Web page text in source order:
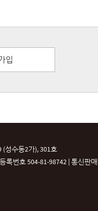
입
(성수동2가), 301호
록번호 504-81-98742 | 통신판